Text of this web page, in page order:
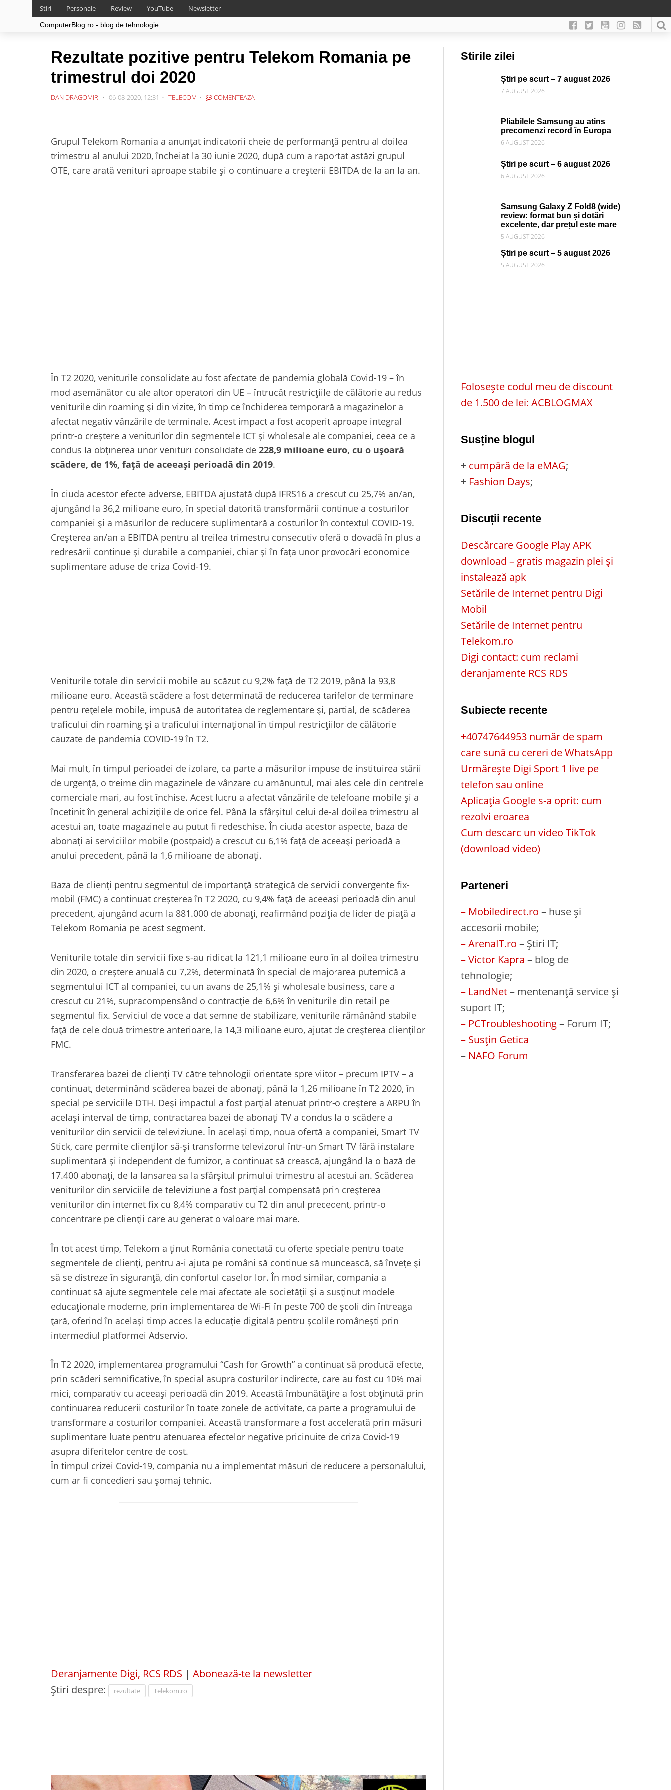
Stiri Personale Review YouTube Newsletter
ComputerBlog.ro - blog de tehnologie
Rezultate pozitive pentru Telekom Romania pe
trimestrul doi 2020
DAN DRAGOMIR 06-08-2020, 12:31 TELECOM COMENTEAZA
Grupul Telekom Romania a anunțat indicatorii cheie de performanță pentru al doilea
trimestru al anului 2020, încheiat la 30 iunie 2020, după cum a raportat astăzi grupul
OTE, care arată venituri aproape stabile și o continuare a creșterii EBITDA de la an la an.
În T2 2020, veniturile consolidate au fost afectate de pandemia globală Covid-19 – în
mod asemănător cu ale altor operatori din UE – întrucât restricțiile de călătorie au redus
veniturile din roaming și din vizite, în timp ce închiderea temporară a magazinelor a
afectat negativ vânzările de terminale. Acest impact a fost acoperit aproape integral
printr-o creștere a veniturilor din segmentele ICT și wholesale ale companiei, ceea ce a
condus la obținerea unor venituri consolidate de 228,9 milioane euro, cu o ușoară
scădere, de 1%, față de aceeași perioadă din 2019.
În ciuda acestor efecte adverse, EBITDA ajustată după IFRS16 a crescut cu 25,7% an/an,
ajungând la 36,2 milioane euro, în special datorită transformării continue a costurilor
companiei și a măsurilor de reducere suplimentară a costurilor în contextul COVID-19.
Creșterea an/an a EBITDA pentru al treilea trimestru consecutiv oferă o dovadă în plus a
redresării continue și durabile a companiei, chiar și în fața unor provocări economice
suplimentare aduse de criza Covid-19.
Veniturile totale din servicii mobile au scăzut cu 9,2% față de T2 2019, până la 93,8
milioane euro. Această scădere a fost determinată de reducerea tarifelor de terminare
pentru rețelele mobile, impusă de autoritatea de reglementare și, partial, de scăderea
traficului din roaming și a traficului internațional în timpul restricțiilor de călătorie
cauzate de pandemia COVID-19 în T2.
Mai mult, în timpul perioadei de izolare, ca parte a măsurilor impuse de instituirea stării
de urgență, o treime din magazinele de vânzare cu amănuntul, mai ales cele din centrele
comerciale mari, au fost închise. Acest lucru a afectat vânzările de telefoane mobile și a
încetinit în general achizițiile de orice fel. Până la sfârșitul celui de-al doilea trimestru al
acestui an, toate magazinele au putut fi redeschise. În ciuda acestor aspecte, baza de
abonaţi ai serviciilor mobile (postpaid) a crescut cu 6,1% față de aceeași perioadă a
anului precedent, până la 1,6 milioane de abonați.
Baza de clienți pentru segmentul de importanță strategică de servicii convergente fix-
mobil (FMC) a continuat creșterea în T2 2020, cu 9,4% față de aceeași perioadă din anul
precedent, ajungând acum la 881.000 de abonați, reafirmând poziția de lider de piață a
Telekom Romania pe acest segment.
Veniturile totale din servicii fixe s-au ridicat la 121,1 milioane euro în al doilea trimestru
din 2020, o creștere anuală cu 7,2%, determinată în special de majorarea puternică a
segmentului ICT al companiei, cu un avans de 25,1% și wholesale business, care a
crescut cu 21%, supracompensând o contracție de 6,6% în veniturile din retail pe
segmentul fix. Serviciul de voce a dat semne de stabilizare, veniturile rămânând stabile
față de cele două trimestre anterioare, la 14,3 milioane euro, ajutat de creșterea clienților
FMC.
Transferarea bazei de clienți TV către tehnologii orientate spre viitor – precum IPTV – a
continuat, determinând scăderea bazei de abonați, până la 1,26 milioane în T2 2020, în
special pe serviciile DTH. Deși impactul a fost parțial atenuat printr-o creștere a ARPU în
același interval de timp, contractarea bazei de abonați TV a condus la o scădere a
veniturilor din servicii de televiziune. În același timp, noua ofertă a companiei, Smart TV
Stick, care permite clienților să-și transforme televizorul într-un Smart TV fără instalare
suplimentară și independent de furnizor, a continuat să crească, ajungând la o bază de
17.400 abonați, de la lansarea sa la sfârșitul primului trimestru al acestui an. Scăderea
veniturilor din serviciile de televiziune a fost parțial compensată prin creșterea
veniturilor din internet fix cu 8,4% comparativ cu T2 din anul precedent, printr-o
concentrare pe clienții care au generat o valoare mai mare.
În tot acest timp, Telekom a ținut România conectată cu oferte speciale pentru toate
segmentele de clienți, pentru a-i ajuta pe români să continue să muncească, să învețe și
să se distreze în siguranță, din confortul caselor lor. În mod similar, compania a
continuat să ajute segmentele cele mai afectate ale societății și a susținut modele
educaționale moderne, prin implementarea de Wi-Fi în peste 700 de școli din întreaga
țară, oferind în același timp acces la educație digitală pentru școlile românești prin
intermediul platformei Adservio.
În T2 2020, implementarea programului “Cash for Growth” a continuat să producă efecte,
prin scăderi semnificative, în special asupra costurilor indirecte, care au fost cu 10% mai
mici, comparativ cu aceeași perioadă din 2019. Această îmbunătățire a fost obținută prin
continuarea reducerii costurilor în toate zonele de activitate, ca parte a programului de
transformare a costurilor companiei. Această transformare a fost accelerată prin măsuri
suplimentare luate pentru atenuarea efectelor negative pricinuite de criza Covid-19
asupra diferitelor centre de cost.
În timpul crizei Covid-19, compania nu a implementat măsuri de reducere a personalului,
cum ar fi concedieri sau șomaj tehnic.
Deranjamente Digi, RCS RDS | Abonează-te la newsletter
Știri despre:
rezultate Telekom.ro
Stirile zilei
Știri pe scurt – 7 august 2026
7 AUGUST 2026
Pliabilele Samsung au atins
precomenzi record în Europa
6 AUGUST 2026
Știri pe scurt – 6 august 2026
6 AUGUST 2026
Samsung Galaxy Z Fold8 (wide)
review: format bun și dotări
excelente, dar prețul este mare
5 AUGUST 2026
Știri pe scurt – 5 august 2026
5 AUGUST 2026
Folosește codul meu de discount
de 1.500 de lei: ACBLOGMAX
Susține blogul
+ cumpără de la eMAG;
+ Fashion Days;
Discuții recente
Descărcare Google Play APK
download – gratis magazin plei și
instalează apk
Setările de Internet pentru Digi
Mobil
Setările de Internet pentru
Telekom.ro
Digi contact: cum reclami
deranjamente RCS RDS
Subiecte recente
+40747644953 număr de spam
care sună cu cereri de WhatsApp
Urmărește Digi Sport 1 live pe
telefon sau online
Aplicația Google s-a oprit: cum
rezolvi eroarea
Cum descarc un video TikTok
(download video)
Parteneri
– Mobiledirect.ro – huse și
accesorii mobile;
– ArenaIT.ro – Știri IT;
– Victor Kapra – blog de
tehnologie;
– LandNet– mentenanță service și
suport IT;
– PCTroubleshooting– Forum IT;
– Susțin Getica
– NAFO Forum